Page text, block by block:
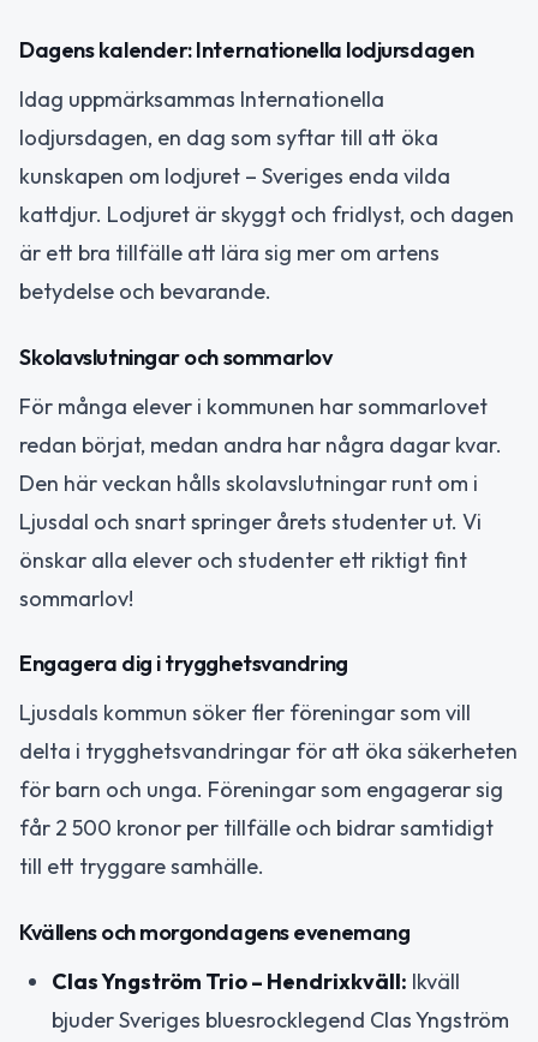
Dagens kalender: Internationella lodjursdagen
Idag uppmärksammas Internationella
lodjursdagen, en dag som syftar till att öka
kunskapen om lodjuret – Sveriges enda vilda
kattdjur. Lodjuret är skyggt och fridlyst, och dagen
är ett bra tillfälle att lära sig mer om artens
betydelse och bevarande.
Skolavslutningar och sommarlov
För många elever i kommunen har sommarlovet
redan börjat, medan andra har några dagar kvar.
Den här veckan hålls skolavslutningar runt om i
Ljusdal och snart springer årets studenter ut. Vi
önskar alla elever och studenter ett riktigt fint
sommarlov!
Engagera dig i trygghetsvandring
Ljusdals kommun söker fler föreningar som vill
delta i trygghetsvandringar för att öka säkerheten
för barn och unga. Föreningar som engagerar sig
får 2 500 kronor per tillfälle och bidrar samtidigt
till ett tryggare samhälle.
Kvällens och morgondagens evenemang
Clas Yngström Trio – Hendrixkväll: Ikväll
bjuder Sveriges bluesrocklegend Clas Yngström